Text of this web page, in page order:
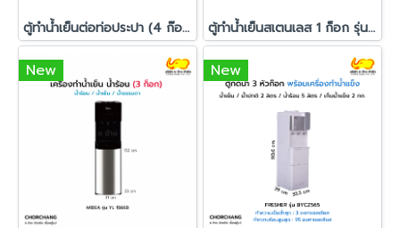
ตู้ทำน้ำเย็นต่อท่อประปา (4 ก๊อก) Standard รุ่น Rc4 ตู้ทำน้ำเย็นสเตนเลส 1 ก็อก รุ่น NANA-186286
New New